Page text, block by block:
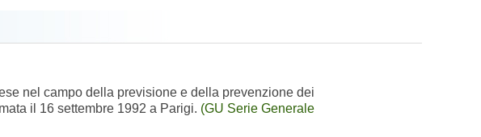
nel campo della previsione e della prevenzione dei
il 16 settembre 1992 a Parigi. (GU Serie Generale